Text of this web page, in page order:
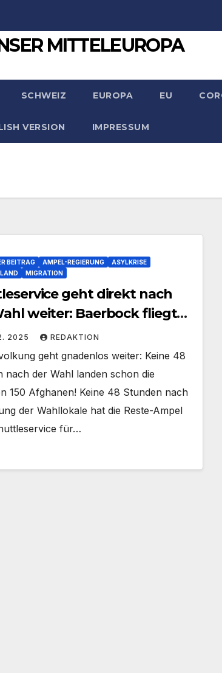
MITTELEUROPA
SCHWEIZ EUROPA EU
VERSION IMPRESSUM
BEITRAG AMPEL-REGIERUNG
ASYLKRISE
MIGRATION
geht direkt nach
weiter: Baerbock fliegt
ein
2025 REDAKTION
geht gnadenlos weiter: Keine 48
nach der Wahl landen schon die
150 Afghanen! Keine 48 Stunden nach
der Wahllokale hat die Reste-Ampel
für…